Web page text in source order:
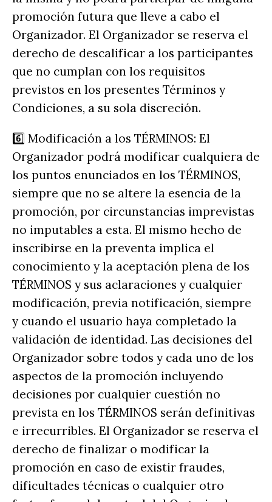
promoción futura que lleve a cabo el
Organizador. El Organizador se reserva el
derecho de descalificar a los participantes
que no cumplan con los requisitos
previstos en los presentes Términos y
Condiciones, a su sola discreción.
6️⃣ Modificación a los TÉRMINOS: El
Organizador podrá modificar cualquiera de
los puntos enunciados en los TÉRMINOS,
siempre que no se altere la esencia de la
promoción, por circunstancias imprevistas
no imputables a esta. El mismo hecho de
inscribirse en la preventa implica el
conocimiento y la aceptación plena de los
TÉRMINOS y sus aclaraciones y cualquier
modificación, previa notificación, siempre
y cuando el usuario haya completado la
validación de identidad. Las decisiones del
Organizador sobre todos y cada uno de los
aspectos de la promoción incluyendo
decisiones por cualquier cuestión no
prevista en los TÉRMINOS serán definitivas
e irrecurribles. El Organizador se reserva el
derecho de finalizar o modificar la
promoción en caso de existir fraudes,
dificultades técnicas o cualquier otro